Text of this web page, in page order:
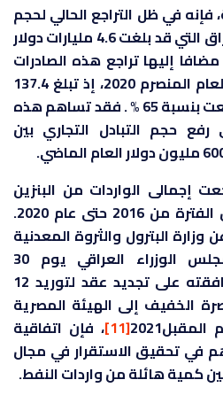
فإنه في ظل التراجع الحالي لحجم
الصادرات المصرية إلى العراق التي قد بلغت 4.6 مليارات دولار
الآن، مضافا إليها تراجع هذه الصادرات
نفسها بنسبة كبيرة في العام المنصرم 2020، إذ تبلغ 137.4
مليون دولار ، أي إنها تراجعت بنسبة 65 % . فقد تساهم هذه
رفع حجم التبادل التجاري بين
إجمالى الواردات من البنزين
والسولار بنسبة %65 خلال الفترة من 2016 حتى عام 2020.
وزارة البترول والثروة المعدنية
. وبإعلان مجلس الوزراء العراقي يوم 30
ديسمبر/كانون الأول موافقته على تجديد عقد لتوريد 12
الخفيف إلى الهيئة المصرية
[11]
، فإن اتفاقية
في تحقيق الاستقرار في مجال
كمية هائلة من واردات النفط.